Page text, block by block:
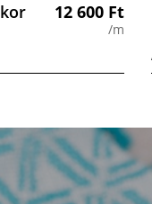
12 600 Ft
/m